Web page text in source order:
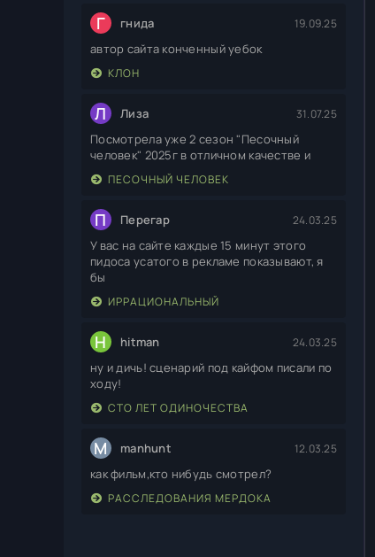
Г гнида 19.09.25
автор сайта конченный уебок
КЛОН
Л Лиза 31.07.25
Посмотрела уже 2 сезон "Песочный
человек" 2025г в отличном качестве и
ПЕСОЧНЫЙ ЧЕЛОВЕК
П Перегар 24.03.25
У вас на сайте каждые 15 минут этого
пидоса усатого в рекламе показывают, я
бы
ИРРАЦИОНАЛЬНЫЙ
H hitman 24.03.25
ну и дичь! сценарий под кайфом писали по
ходу!
СТО ЛЕТ ОДИНОЧЕСТВА
M manhunt 12.03.25
как фильм,кто нибудь смотрел?
РАССЛЕДОВАНИЯ МЕРДОКА